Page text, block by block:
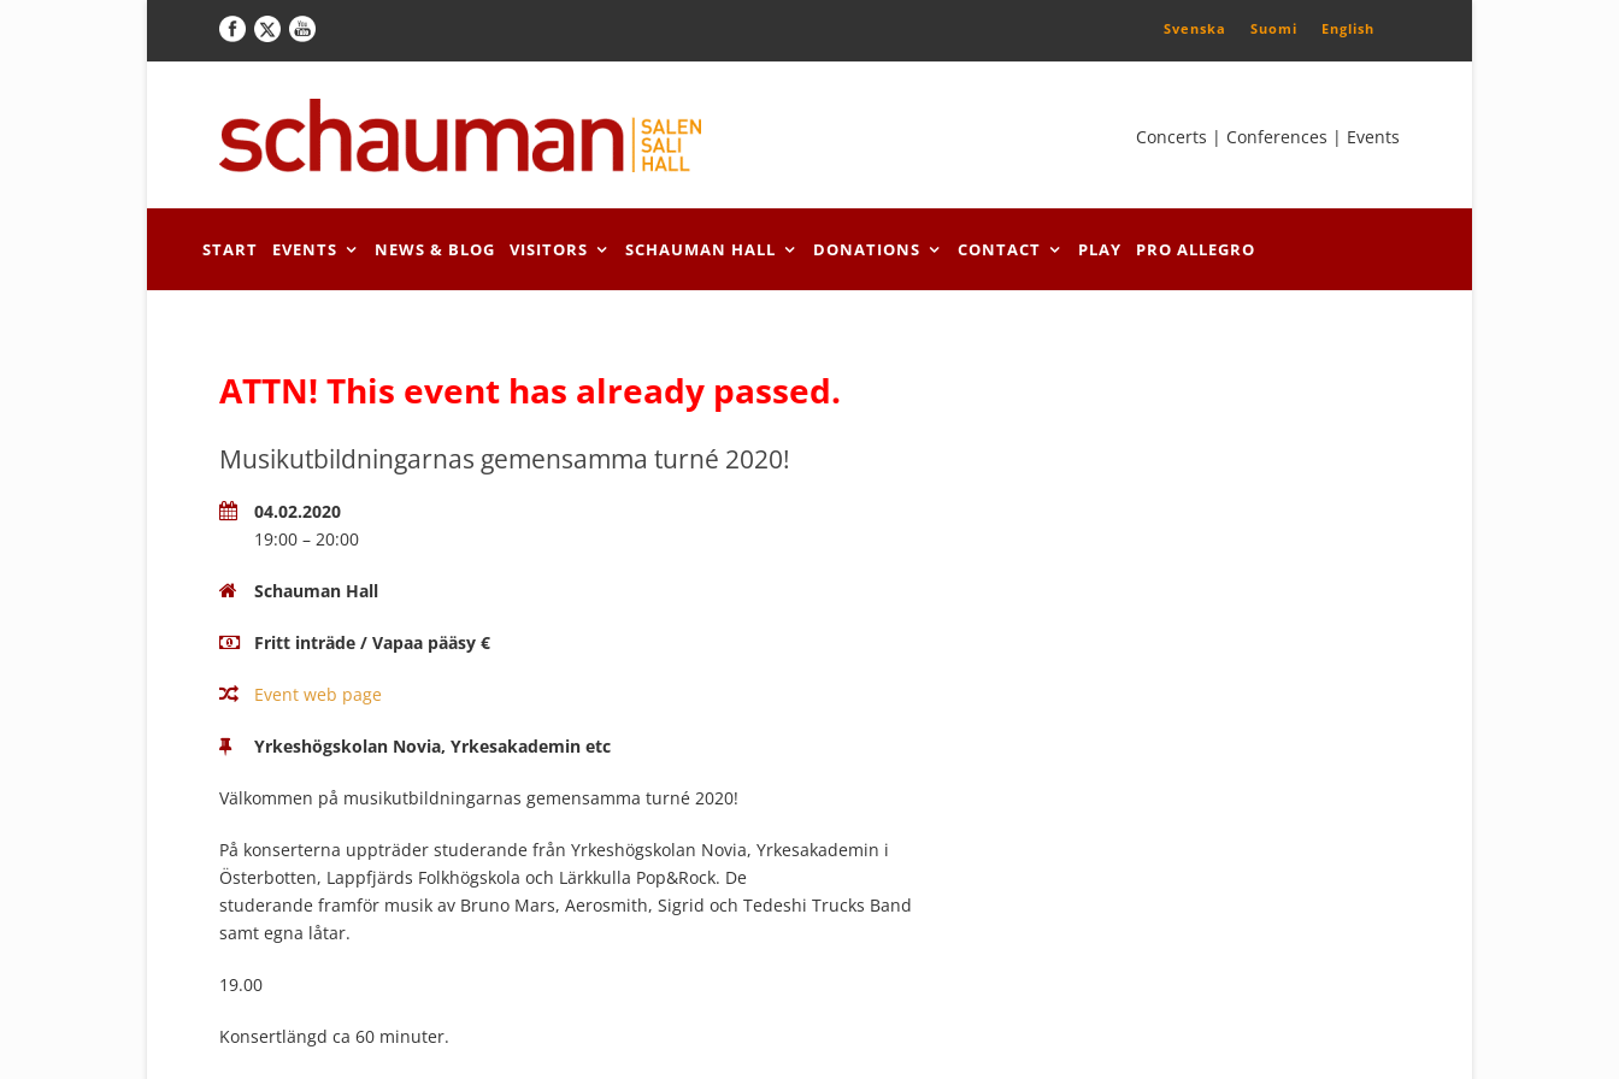
Svenska Suomi English
Concerts | Conferences | Events
START EVENTS NEWS & BLOG VISITORS SCHAUMAN HALL DONATIONS CONTACT PLAY PRO ALLEGRO
ATTN! This event has already passed.
Musikutbildningarnas gemensamma turné 2020!
04.02.2020
19:00 – 20:00
Schauman Hall
Fritt inträde / Vapaa pääsy €
Event web page
Yrkeshögskolan Novia, Yrkesakademin etc
Välkommen på musikutbildningarnas gemensamma turné 2020!
På konserterna uppträder studerande från Yrkeshögskolan Novia, Yrkesakademin i
Österbotten, Lappfjärds Folkhögskola och Lärkkulla Pop&Rock. De
studerande framför musik av Bruno Mars, Aerosmith, Sigrid och Tedeshi Trucks Band
samt egna låtar.
19.00
Konsertlängd ca 60 minuter.